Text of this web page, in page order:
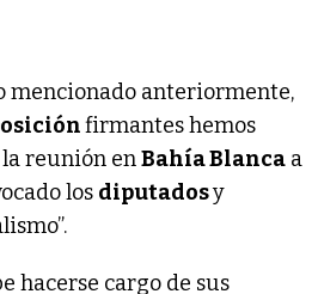
mencionado anteriormente,
firmantes hemos
reunión enBahía Blanca a
los diputadosy
hacerse cargo de sus